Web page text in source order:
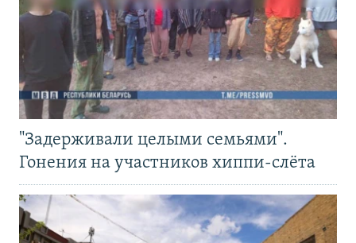
"Задерживали целыми семьями".
Гонения на участников хиппи-слёта